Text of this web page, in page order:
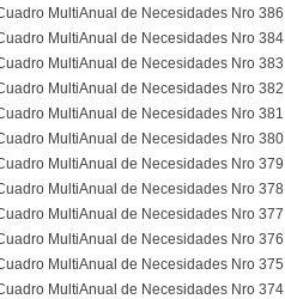
MultiAnual de Necesidades Nro 386
MultiAnual de Necesidades Nro 384
MultiAnual de Necesidades Nro 383
MultiAnual de Necesidades Nro 382
MultiAnual de Necesidades Nro 381
MultiAnual de Necesidades Nro 380
MultiAnual de Necesidades Nro 379
MultiAnual de Necesidades Nro 378
MultiAnual de Necesidades Nro 377
MultiAnual de Necesidades Nro 376
MultiAnual de Necesidades Nro 375
MultiAnual de Necesidades Nro 374